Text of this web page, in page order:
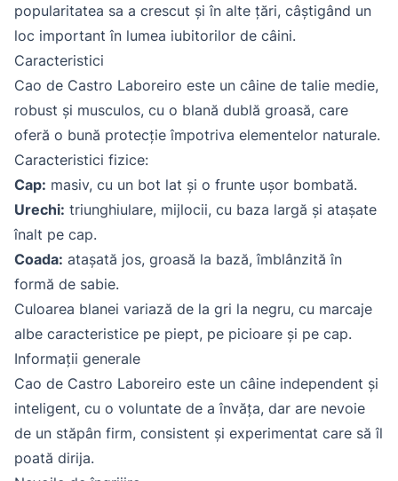
popularitatea sa a crescut și în alte țări, câștigând un
loc important în lumea iubitorilor de câini.
Caracteristici
Cao de Castro Laboreiro este un câine de talie medie,
robust și musculos, cu o blană dublă groasă, care
oferă o bună protecție împotriva elementelor naturale.
Caracteristici fizice:
Cap: masiv, cu un bot lat și o frunte ușor bombată.
Urechi: triunghiulare, mijlocii, cu baza largă și atașate
înalt pe cap.
Coada: atașată jos, groasă la bază, îmblânzită în
formă de sabie.
Culoarea blanei variază de la gri la negru, cu marcaje
albe caracteristice pe piept, pe picioare și pe cap.
Informații generale
Cao de Castro Laboreiro este un câine independent și
inteligent, cu o voluntate de a învăța, dar are nevoie
de un stăpân firm, consistent și experimentat care să îl
poată dirija.